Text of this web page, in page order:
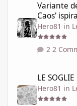
Variante
Caos'
Hero81 in
2
LE
Hero81 in